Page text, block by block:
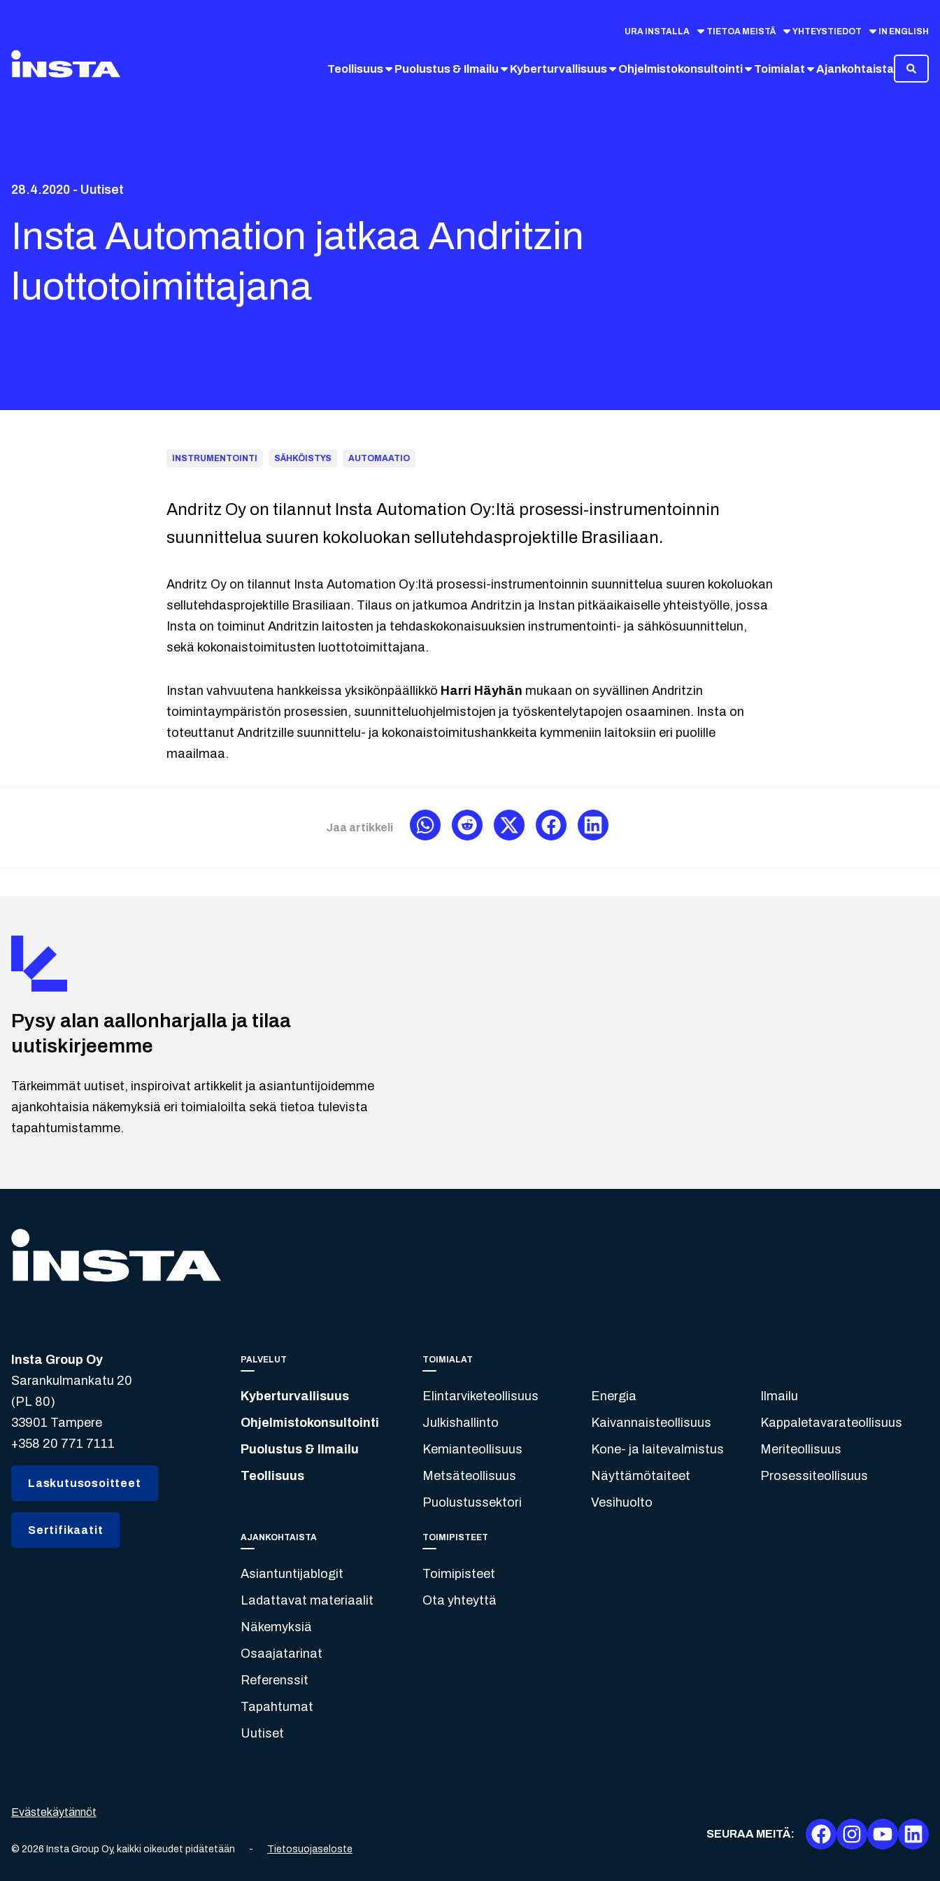
URA INSTALLA TIETOA MEISTÄ YHTEYSTIEDOT IN ENGLISH
Teollisuus Puolustus & Ilmailu Kyberturvallisuus Ohjelmistokonsultointi Toimialat Ajankohtaista
28.4.2020 - Uutiset
Insta Automation jatkaa Andritzin
luottotoimittajana
INSTRUMENTOINTI SÄHKÖISTYS AUTOMAATIO
Andritz Oy on tilannut Insta Automation Oy:ltä prosessi-instrumentoinnin
suunnittelua suuren kokoluokan sellutehdasprojektille Brasiliaan.
Andritz Oy on tilannut Insta Automation Oy:ltä prosessi-instrumentoinnin suunnittelua suuren kokoluokan
sellutehdasprojektille Brasiliaan. Tilaus on jatkumoa Andritzin ja Instan pitkäaikaiselle yhteistyölle, jossa
Insta on toiminut Andritzin laitosten ja tehdaskokonaisuuksien instrumentointi- ja sähkösuunnittelun,
sekä kokonaistoimitusten luottotoimittajana.
Instan vahvuutena hankkeissa yksikönpäällikkö Harri Häyhän mukaan on syvällinen Andritzin
toimintaympäristön prosessien, suunnitteluohjelmistojen ja työskentelytapojen osaaminen. Insta on
toteuttanut Andritzille suunnittelu- ja kokonaistoimitushankkeita kymmeniin laitoksiin eri puolille
maailmaa.
Jaa artikkeli
Pysy alan aallonharjalla ja tilaa
uutiskirjeemme
Tärkeimmät uutiset, inspiroivat artikkelit ja asiantuntijoidemme
ajankohtaisia näkemyksiä eri toimialoilta sekä tietoa tulevista
tapahtumistamme.
Insta Group Oy
Sarankulmankatu 20
(PL 80)
33901 Tampere
+358 20 771 7111
Laskutusosoitteet
Sertifikaatit
PALVELUT
Kyberturvallisuus
Ohjelmistokonsultointi
Puolustus & Ilmailu
Teollisuus
TOIMIALAT
Elintarviketeollisuus Energia
Ilmailu
Julkishallinto
Kaivannaisteollisuus
Kappaletavarateollisuus
Kemianteollisuus
Kone- ja laitevalmistus
Meriteollisuus
Metsäteollisuus
Näyttämötaiteet
Prosessiteollisuus
Puolustussektori
Vesihuolto
AJANKOHTAISTA
Asiantuntijablogit
Ladattavat materiaalit
Näkemyksiä
Osaajatarinat
Referenssit
Tapahtumat
Uutiset
TOIMIPISTEET
Toimipisteet
Ota yhteyttä
Evästekäytännöt
© 2026 Insta Group Oy, kaikki oikeudet pidätetään - Tietosuojaseloste
SEURAA MEITÄ: